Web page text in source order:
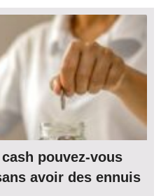
pouvez-vous
avoir des ennuis